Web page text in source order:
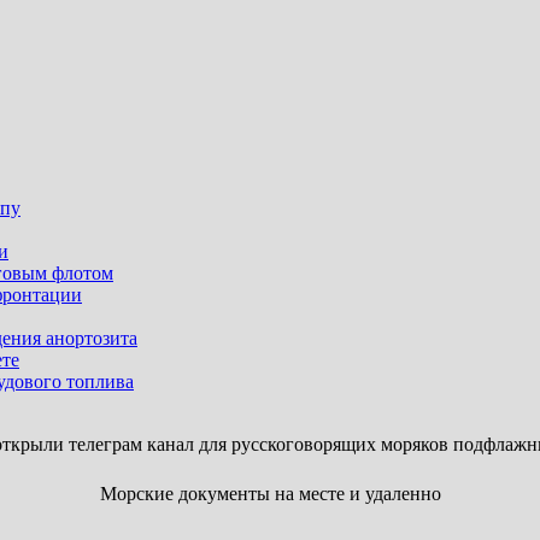
флотом
анортозита
топлива
телеграм канал для русскоговорящих моряков
Морские документы на месте и удаленно